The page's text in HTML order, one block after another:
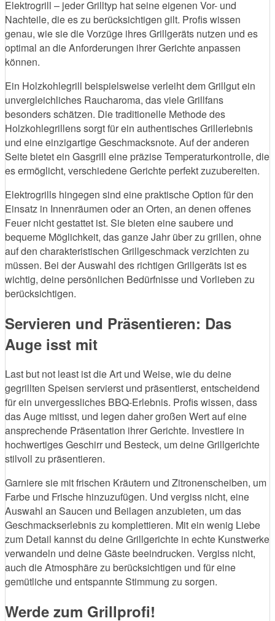
Elektrogrill – jeder Grilltyp hat seine eigenen Vor- und
Nachteile, die es zu berücksichtigen gilt. Profis wissen
genau, wie sie die Vorzüge ihres Grillgeräts nutzen und es
optimal an die Anforderungen ihrer Gerichte anpassen
können.
Ein Holzkohlegrill beispielsweise verleiht dem Grillgut ein
unvergleichliches Raucharoma, das viele Grillfans
besonders schätzen. Die traditionelle Methode des
Holzkohlegrillens sorgt für ein authentisches Grillerlebnis
und eine einzigartige Geschmacksnote. Auf der anderen
Seite bietet ein Gasgrill eine präzise Temperaturkontrolle, die
es ermöglicht, verschiedene Gerichte perfekt zuzubereiten.
Elektrogrills hingegen sind eine praktische Option für den
Einsatz in Innenräumen oder an Orten, an denen offenes
Feuer nicht gestattet ist. Sie bieten eine saubere und
bequeme Möglichkeit, das ganze Jahr über zu grillen, ohne
auf den charakteristischen Grillgeschmack verzichten zu
müssen. Bei der Auswahl des richtigen Grillgeräts ist es
wichtig, deine persönlichen Bedürfnisse und Vorlieben zu
berücksichtigen.
Servieren und Präsentieren: Das
Auge isst mit
Last but not least ist die Art und Weise, wie du deine
gegrillten Speisen servierst und präsentierst, entscheidend
für ein unvergessliches BBQ-Erlebnis. Profis wissen, dass
das Auge mitisst, und legen daher großen Wert auf eine
ansprechende Präsentation ihrer Gerichte. Investiere in
hochwertiges Geschirr und Besteck, um deine Grillgerichte
stilvoll zu präsentieren.
Garniere sie mit frischen Kräutern und Zitronenscheiben, um
Farbe und Frische hinzuzufügen. Und vergiss nicht, eine
Auswahl an Saucen und Beilagen anzubieten, um das
Geschmackserlebnis zu komplettieren. Mit ein wenig Liebe
zum Detail kannst du deine Grillgerichte in echte Kunstwerke
verwandeln und deine Gäste beeindrucken. Vergiss nicht,
auch die Atmosphäre zu berücksichtigen und für eine
gemütliche und entspannte Stimmung zu sorgen.
Werde zum Grillprofi!